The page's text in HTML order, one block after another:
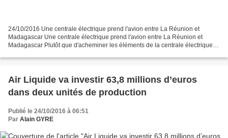
24/10/2016 Une centrale électrique prend l'avion entre La Réunion et
Madagascar Une centrale électrique prend l'avion entre La Réunion et
Madagascar Plutôt que d'acheminer les éléments de la centrale électrique
Air Liquide va investir 63,8 millions d’euros
dans deux unités de production
Publié le 24/10/2016 à 06:51
Par Alain GYRE